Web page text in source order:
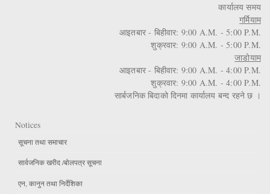
कार्यालय समय
गर्मियाम
आइतबार - बिहीवार: 9:00 A.M. - 5:00 P.M.
शुक्रवार: 9:00 A.M. - 5:00 P.M.
जाडोयाम
आइतबार - बिहीवार: 9:00 A.M. - 4:00 P.M.
शुक्रवार: 9:00 A.M. - 4:00 P.M.
सार्बजनिक बिदाको दिनमा कार्यालय बन्द रहने छ ।
Notices
सूचना तथा समाचार
सार्वजनिक खरीद /बोलपत्र सूचना
एन, कानुन तथा निर्देशिका